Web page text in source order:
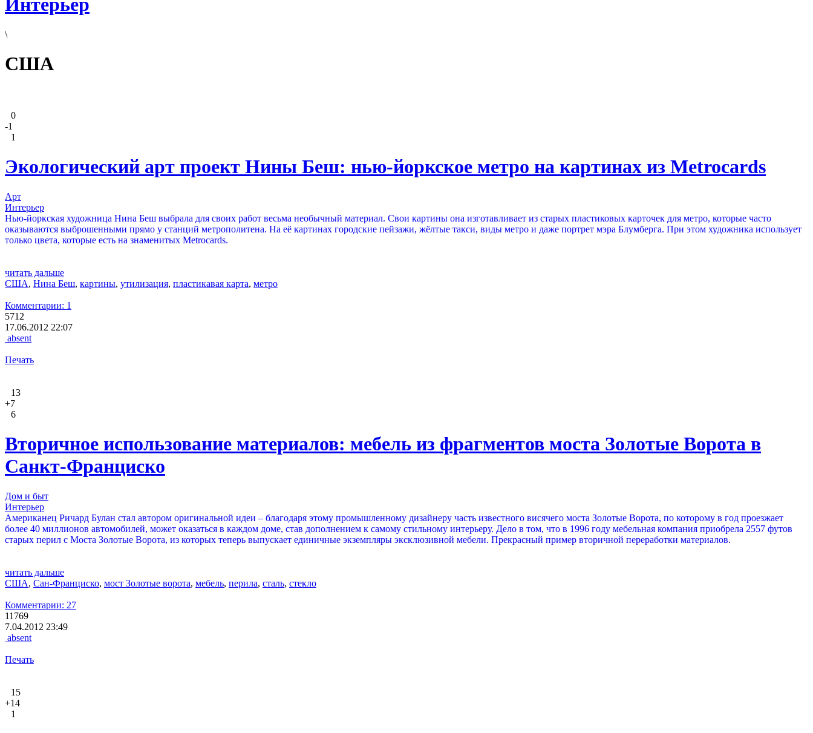
Интерьер
\
США
0
-1
1
Экологический арт проект Нины Беш: нью-йоркское метро на картинах из Metrocards
Арт
Интерьер
Нью-йоркская художница Нина Беш выбрала для своих работ весьма необычный материал. Свои картины она изготавливает из старых пластиковых карточек для метро, которые часто
оказываются выброшенными прямо у станций метрополитена. На её картинах городские пейзажи, жёлтые такси, виды метро и даже портрет мэра Блумберга. При этом художника использует
только цвета, которые есть на знаменитых Metrocards.
читать дальше
США, Нина Беш, картины, утилизация, пластикавая карта, метро
Комментарии: 1
5712
17.06.2012 22:07
absent
Печать
13
+7
6
Вторичное использование материалов: мебель из фрагментов моста Золотые Ворота в
Санкт-Франциско
Дом и быт
Интерьер
Американец Ричард Булан стал автором оригинальной идеи – благодаря этому промышленному дизайнеру часть известного висячего моста Золотые Ворота, по которому в год проезжает
более 40 миллионов автомобилей, может оказаться в каждом доме, став дополнением к самому стильному интерьеру. Дело в том, что в 1996 году мебельная компания приобрела 2557 футов
старых перил с Моста Золотые Ворота, из которых теперь выпускает единичные экземпляры эксклюзивной мебели. Прекрасный пример вторичной переработки материалов.
читать дальше
США, Сан-Франциско, мост Золотые ворота, мебель, перила, сталь, стекло
Комментарии: 27
11769
7.04.2012 23:49
absent
Печать
15
+14
1